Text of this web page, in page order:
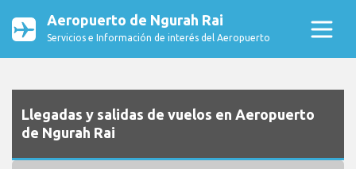
Aeropuerto de Ngurah Rai
Servicios e Información de interés del Aeropuerto
Llegadas y salidas de vuelos en Aeropuerto
de Ngurah Rai